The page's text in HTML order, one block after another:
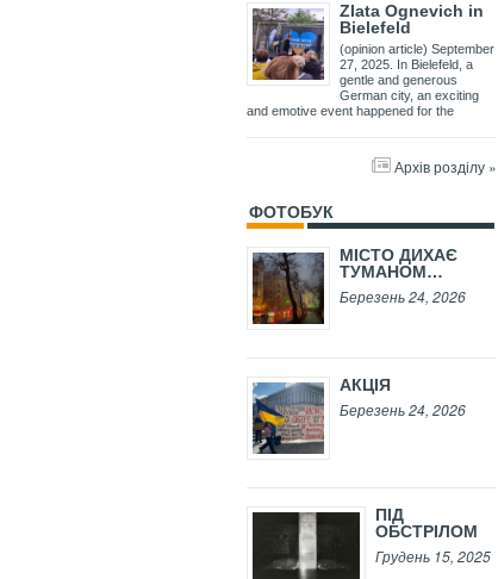
Zlata Ognevich in
Bielefeld
(opinion article) September
27, 2025. In Bielefeld, a
gentle and generous
German city, an exciting
and emotive event happened for the
Архів розділу »
ФОТОБУК
МІСТО ДИХАЄ
ТУМАНОМ…
Березень 24, 2026
АКЦІЯ
Березень 24, 2026
ПІД
ОБСТРІЛОМ
Грудень 15, 2025